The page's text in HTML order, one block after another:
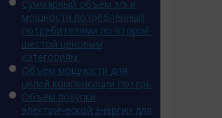
Суммарный объем э/э и
мощности потребленный
потребителями по второй-
шестой ценовым
категориям
Объем мощности для
целей компенсации потерь
Объем покупки
электрической энергии для